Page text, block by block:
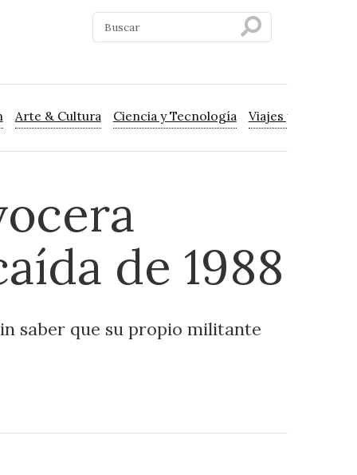
Arte & Cultura Ciencia y Tecnología Viajes y Turismo
de 1988
saber que su propio militante